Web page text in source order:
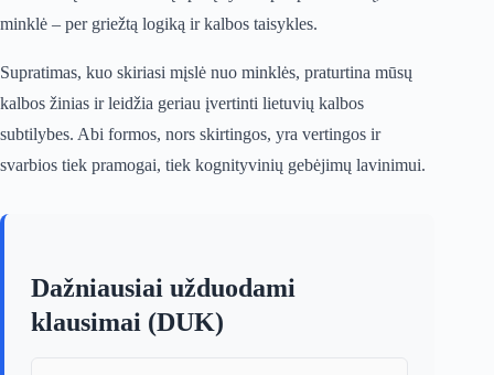
minklė – per griežtą logiką ir kalbos taisykles.
Supratimas, kuo skiriasi mįslė nuo minklės, praturtina mūsų
kalbos žinias ir leidžia geriau įvertinti lietuvių kalbos
subtilybes. Abi formos, nors skirtingos, yra vertingos ir
svarbios tiek pramogai, tiek kognityvinių gebėjimų lavinimui.
Dažniausiai užduodami
klausimai (DUK)